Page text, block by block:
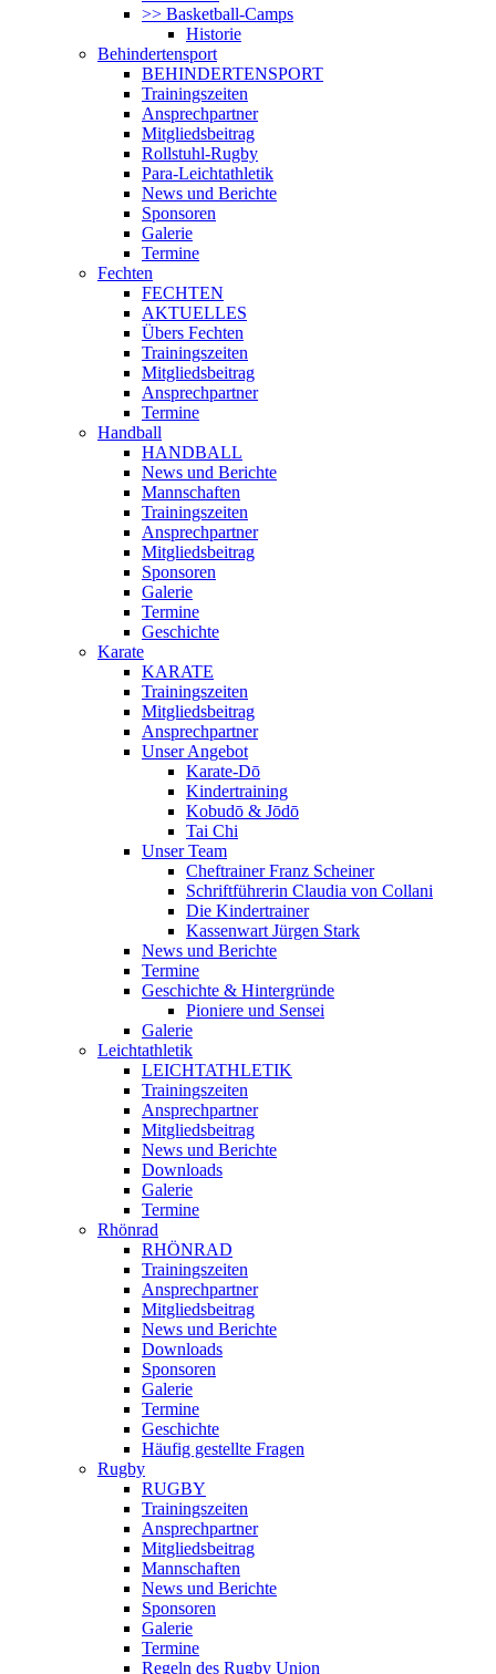
>> Basketball-Camps
Historie
Behindertensport
BEHINDERTENSPORT
Trainingszeiten
Ansprechpartner
Mitgliedsbeitrag
Rollstuhl-Rugby
Para-Leichtathletik
News und Berichte
Sponsoren
Galerie
Termine
Fechten
FECHTEN
AKTUELLES
Übers Fechten
Trainingszeiten
Mitgliedsbeitrag
Ansprechpartner
Termine
Handball
HANDBALL
News und Berichte
Mannschaften
Trainingszeiten
Ansprechpartner
Mitgliedsbeitrag
Sponsoren
Galerie
Termine
Geschichte
Karate
KARATE
Trainingszeiten
Mitgliedsbeitrag
Ansprechpartner
Unser Angebot
Karate-Dō
Kindertraining
Kobudō & Jōdō
Tai Chi
Unser Team
Cheftrainer Franz Scheiner
Schriftführerin Claudia von Collani
Die Kindertrainer
Kassenwart Jürgen Stark
News und Berichte
Termine
Geschichte & Hintergründe
Pioniere und Sensei
Galerie
Leichtathletik
LEICHTATHLETIK
Trainingszeiten
Ansprechpartner
Mitgliedsbeitrag
News und Berichte
Downloads
Galerie
Termine
Rhönrad
RHÖNRAD
Trainingszeiten
Ansprechpartner
Mitgliedsbeitrag
News und Berichte
Downloads
Sponsoren
Galerie
Termine
Geschichte
Häufig gestellte Fragen
Rugby
RUGBY
Trainingszeiten
Ansprechpartner
Mitgliedsbeitrag
Mannschaften
News und Berichte
Sponsoren
Galerie
Termine
Regeln des Rugby Union